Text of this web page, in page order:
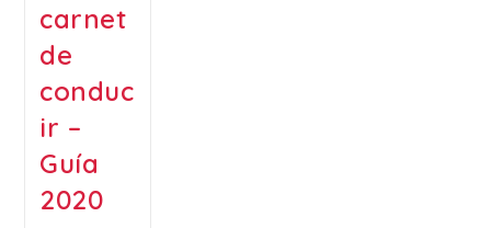
carnet
de
conduc
ir –
Guía
2020